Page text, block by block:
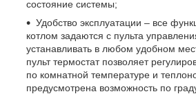
состояние системы;
Удобство эксплуатации – все
котлом задаются с пульта
устанавливать в любом удобном
пульт термостат позволяет
по комнатной температуре и
предусмотрена возможность по